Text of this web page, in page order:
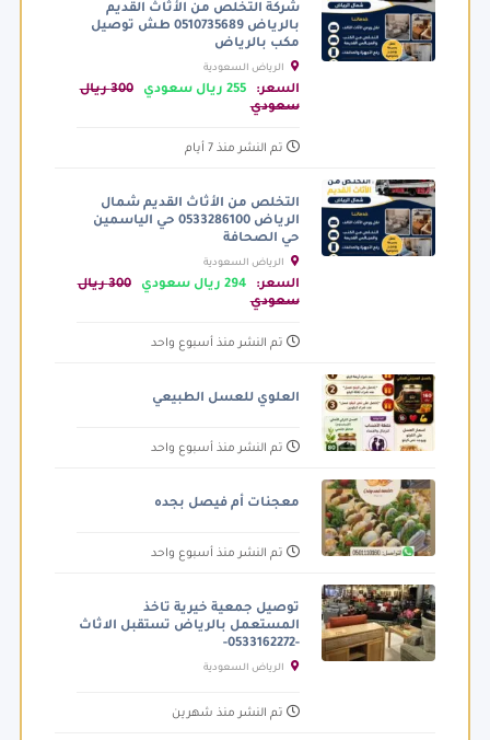
شركة التخلص من الأثاث القديم
بالرياض 0510735689 طش توصيل
مكب بالرياض
السعر: 255 ريال سعودي
300 ريال
سعودي
تم النشر منذ 7 أيام
التخلص من الأثاث القديم شمال
الرياض 0533286100 حي الياسمين
حي الصحافة
السعر: 294 ريال سعودي
300 ريال
سعودي
تم النشر منذ أسبوع واحد
العلوي للعسل الطبيعي
تم النشر منذ أسبوع واحد
معجنات أم فيصل بجده
تم النشر منذ أسبوع واحد
توصيل جمعية خيرية تاخذ
المستعمل بالرياض تستقبل الاثاث
-0533162272-
تم النشر منذ شهرين